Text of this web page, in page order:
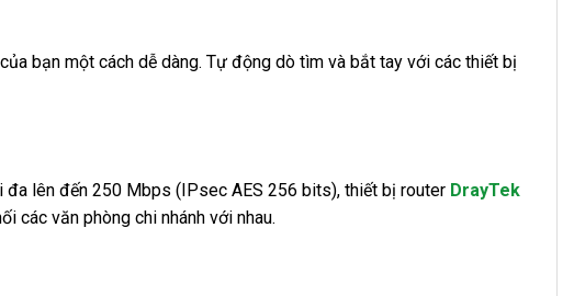
bạn một cách dễ dàng. Tự động dò tìm và bắt tay với các thiết bị
lên đến 250 Mbps (IPsec AES 256 bits), thiết bị router DrayTek
các văn phòng chi nhánh với nhau.